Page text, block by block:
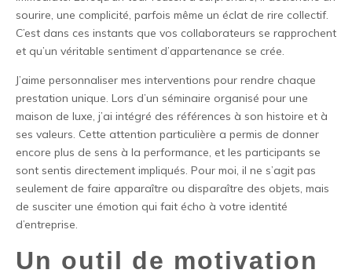
sourire, une complicité, parfois même un éclat de rire collectif.
C’est dans ces instants que vos collaborateurs se rapprochent
et qu’un véritable sentiment d’appartenance se crée.
J’aime personnaliser mes interventions pour rendre chaque
prestation unique. Lors d’un séminaire organisé pour une
maison de luxe, j’ai intégré des références à son histoire et à
ses valeurs. Cette attention particulière a permis de donner
encore plus de sens à la performance, et les participants se
sont sentis directement impliqués. Pour moi, il ne s’agit pas
seulement de faire apparaître ou disparaître des objets, mais
de susciter une émotion qui fait écho à votre identité
d’entreprise.
Un outil de motivation